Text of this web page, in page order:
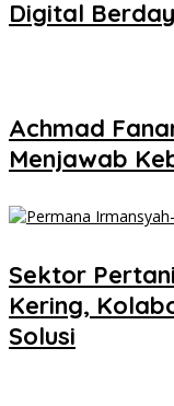
Digital
Achmad
Menjawab
Sektor
Kering,
Solusi